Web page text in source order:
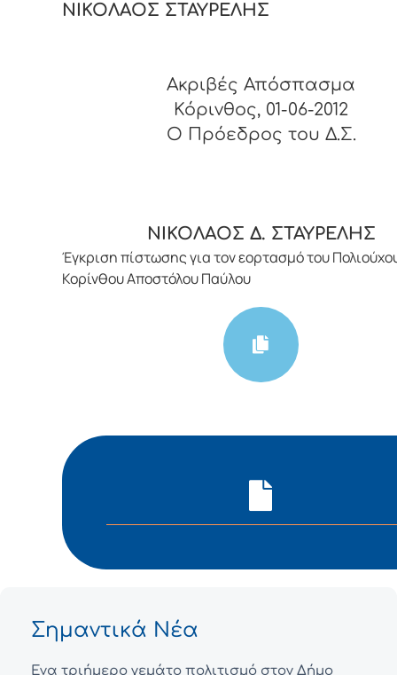
ΝΙΚΟΛΑΟΣ ΣΤΑΥΡΕΛΗΣ
Ακριβές Απόσπασμα
Κόρινθος, 01-06-2012
O Πρόεδρος του Δ.Σ.
ΝΙΚΟΛΑΟΣ Δ. ΣΤΑΥΡΕΛΗΣ
Έγκριση πίστωσης για τον εορτασμό του
Κορίνθου Αποστόλου Παύλου
Σημαντικά Νέα
Ένα τριήμερο γεμάτο πολιτισμό στον Δήμο